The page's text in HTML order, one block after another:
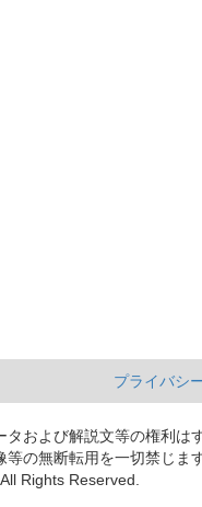
プライバシ
タおよび解説文等の権利は
の無断転用を一切禁じます
Rights Reserved.